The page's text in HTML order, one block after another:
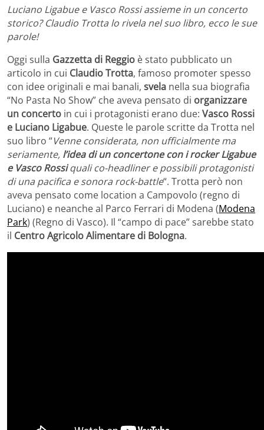
Luciano Ligabue e Vasco Rossi assieme in un concerto
storico? Claudio Trotta lo rivela nel suo libro, ecco le sue
parole!
Oggi sulla Gazzetta di Reggio è stato pubblicato un
articolo in cui Claudio Trotta, famoso promoter spesso
con idee originali e mai banali, svela nella sua biografia
“No Pasta No Show” che aveva pensato di organizzare
un concerto in cui i protagonisti erano due: Vasco Rossi
e Luciano Ligabue. Queste le parole scritte da Trotta nel
suo libro “Venne considerata, non ufficialmente ma
seriamente, l’idea di un concertone con i rocker Ligabue
e Vasco Rossiquali co-headliner e possibili protagonisti
di una pacifica e sonora rock-battle“. Trotta però non
aveva pensato come location a Campovolo (regno di
Luciano) e neanche al Parco Ferrari di Modena (Modena
Park) (Regno di Vasco). Il “campo di pace” sarebbe stato
il Centro Agricolo Alimentare di Bologna.